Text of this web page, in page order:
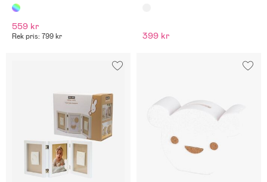
Kanin 9,5 cm
559 kr
Rek pris: 799 kr 399 kr